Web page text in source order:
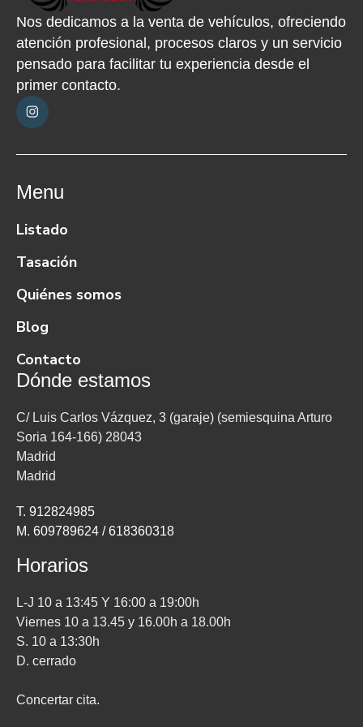
Nos dedicamos a la venta de vehículos, ofreciendo
atención profesional, procesos claros y un servicio
pensado para facilitar tu experiencia desde el
primer contacto.
Menu
Listado
Tasación
Quiénes somos
Blog
Contacto
Dónde estamos
C/ Luis Carlos Vázquez, 3 (garaje) (semiesquina Arturo
Soria 164-166) 28043
Madrid
Madrid
T. 912824985
M. 609789624 / 618360318
Horarios
L-J 10 a 13:45 Y 16:00 a 19:00h
Viernes 10 a 13.45 y 16.00h a 18.00h
S. 10 a 13:30h
D. cerrado
Concertar cita.